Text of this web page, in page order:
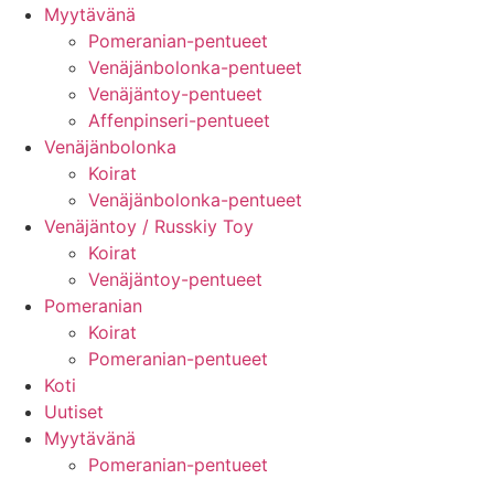
Myytävänä
Pomeranian-pentueet
Venäjänbolonka-pentueet
Venäjäntoy-pentueet
Affenpinseri-pentueet
Venäjänbolonka
Koirat
Venäjänbolonka-pentueet
Venäjäntoy / Russkiy Toy
Koirat
Venäjäntoy-pentueet
Pomeranian
Koirat
Pomeranian-pentueet
Koti
Uutiset
Myytävänä
Pomeranian-pentueet